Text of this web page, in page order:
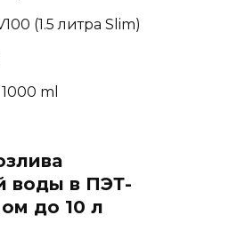
(1.5 литра Slim)
ml
воды в ПЭТ-
до 10 л